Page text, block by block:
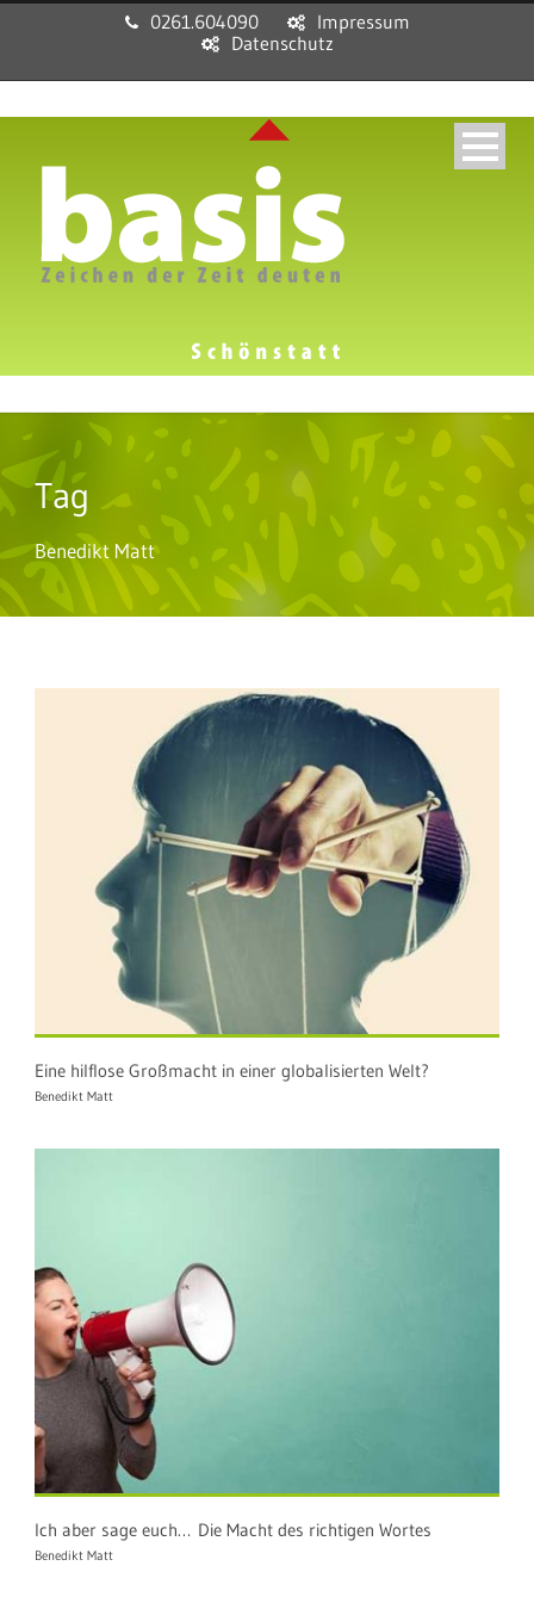
0261.604090
Impressum
Datenschutz
Tag
Benedikt Matt
Eine hilflose Großmacht in einer globalisierten Welt?
Benedikt Matt
Ich aber sage euch… Die Macht des richtigen Wortes
Benedikt Matt